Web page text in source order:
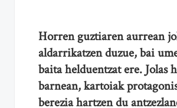
Horren guztiaren aurrean
aldarrikatzen duzue, bai
baita helduentzat ere. Jolas
barnean, kartoiak
berezia hartzen du